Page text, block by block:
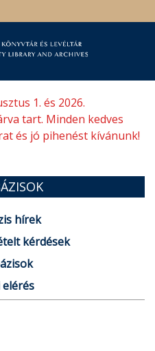
1. és 2026.
tart. Minden kedves
és jó pihenést kívánunk!
hírek
kérdések